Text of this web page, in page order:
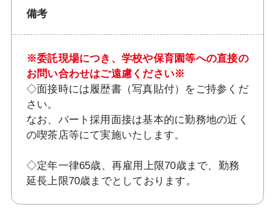
備考
※委託現場につき、学校や保育園等への直接の
お問い合わせはご遠慮ください※
◇面接時には履歴書（写真貼付）をご持参くだ
さい。
なお、パート採用面接は基本的に勤務地の近く
の喫茶店等にて実施いたします。
◇定年一律65歳、再雇用上限70歳まで、勤務
延長上限70歳までとしております。